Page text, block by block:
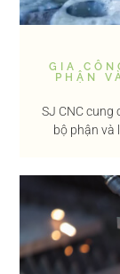
GIA
PHẬN
SJ CNC cung
bộ phận và